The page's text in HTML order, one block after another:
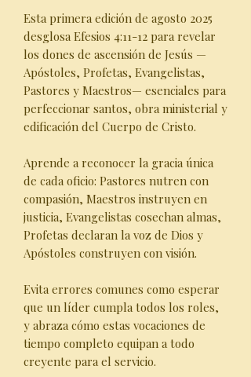
Esta primera edición de agosto 2025
desglosa Efesios 4:11-12 para revelar
los dones de ascensión de Jesús —
Apóstoles, Profetas, Evangelistas,
Pastores y Maestros— esenciales para
perfeccionar santos, obra ministerial y
edificación del Cuerpo de Cristo.
Aprende a reconocer la gracia única
de cada oficio: Pastores nutren con
compasión, Maestros instruyen en
justicia, Evangelistas cosechan almas,
Profetas declaran la voz de Dios y
Apóstoles construyen con visión.
Evita errores comunes como esperar
que un líder cumpla todos los roles,
y abraza cómo estas vocaciones de
tiempo completo equipan a todo
creyente para el servicio.